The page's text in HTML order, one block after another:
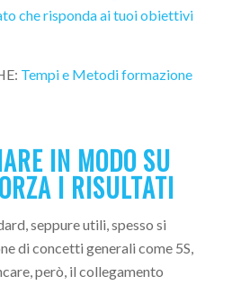
che risponda ai tuoi obiettivi
Tempi e Metodi formazione
IN MODO SU
I RISULTATI
seppure utili, spesso si
di concetti generali come 5S,
però, il collegamento